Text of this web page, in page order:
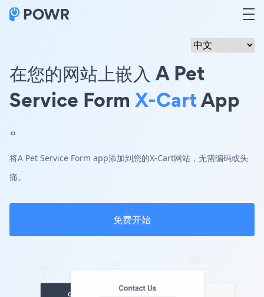
在您的网站上嵌入 A Pet
Service Form X-CartApp
。
将A Pet Service Form app添加到您的X-Cart网站，无需编码或头
痛。
免费开始